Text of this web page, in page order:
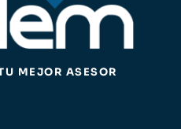
MEJOR ASESOR